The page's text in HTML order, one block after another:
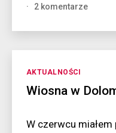
2 komentarzedo
wizytą
Kategorie
AKTUALNOŚCI
Wiosna w
W czerwcu